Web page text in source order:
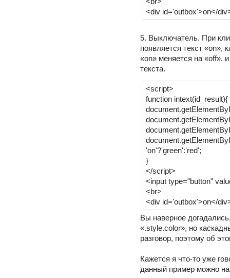
<div id='outbox'>on</
5. Выключатель. При
появляется текст «on»,
«on» меняется на «off»,
текста.
<script>
function intext(id_result){
'on'?'green':'red';
}
</script>
<input type="button"
<br>
<div id='outbox'>on</
Вы наверное
«.style.color», но
разговор, поэтому об
Кажется я что-то уже
данный пример можно